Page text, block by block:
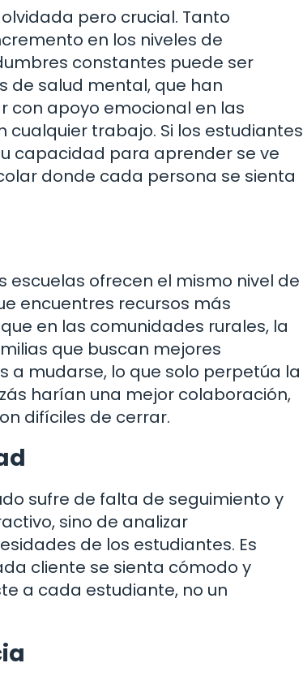
pero crucial. Tanto
en los niveles de
constantes puede ser
de salud mental, que han
con apoyo emocional en las
cualquier trabajo. Si los estudiantes
capacidad para aprender se ve
donde cada persona se sienta
ofrecen el mismo nivel de
encuentres recursos más
en las comunidades rurales, la
que buscan mejores
mudarse, lo que solo perpetúa la
harían una mejor colaboración,
difíciles de cerrar.
sufre de falta de seguimiento y
sino de analizar
de los estudiantes. Es
cliente se sienta cómodo y
a cada estudiante, no un